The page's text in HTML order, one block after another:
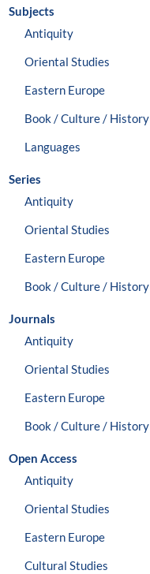
Subjects
Antiquity
Oriental Studies
Eastern Europe
Book / Culture / History
Languages
Series
Antiquity
Oriental Studies
Eastern Europe
Book / Culture / History
Journals
Antiquity
Oriental Studies
Eastern Europe
Book / Culture / History
Open Access
Antiquity
Oriental Studies
Eastern Europe
Cultural Studies